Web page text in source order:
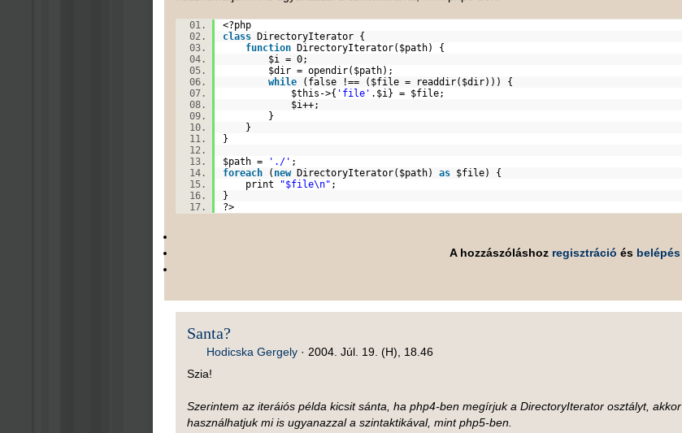
<?php
classDirectoryIterator {
functionDirectoryIterator( $path) {
$i= 0;
$dir= opendir( $path);
while(false !== ( $file= readdir( $dir))) {
$this ->{ 'file' . $i} = $file;
$i++;
}
}
}
$path= './' ;
foreach( newDirectoryIterator( $path) as $file) {
print
"$file\n" ;
}
?>
A hozzászóláshoz regisztráció és belépés
Santa?
Hodicska Gergely · 2004. Júl. 19. (H), 18.46
Szia!
Szerintem az iteráiós példa kicsit sánta, ha php4-ben megírjuk a DirectoryIterator osztályt,
használhatjuk mi is ugyanazzal a szintaktikával, mint php5-ben.